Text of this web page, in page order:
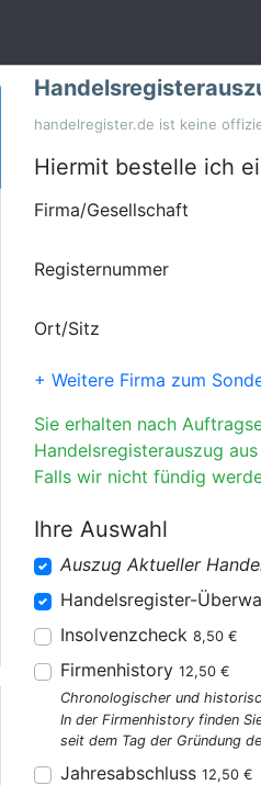
handelregister.de ist keine
Hiermit bestelle ich
Firma/Gesellschaft
Registernummer
Ort/Sitz
+ Weitere Firma zum
Sie erhalten nach
Handelsregisterauszug
Falls wir nicht fündig
Ihre Auswahl
Auszug Aktueller
Handelsregister-
Insolvenzcheck 8,50 €
Firmenhistory 12,50 €
Chronologischer und
In der Firmenhistory finden
seit dem Tag der Gründung
Jahresabschluss 12,50 €